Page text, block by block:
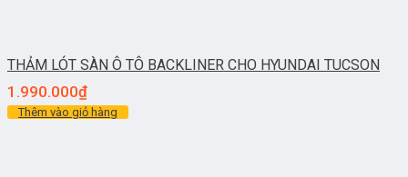
THẢM LÓT SÀN Ô TÔ BACKLINER CHO HYUNDAI TUCSON
1.990.000₫
Thêm vào giỏ hàng